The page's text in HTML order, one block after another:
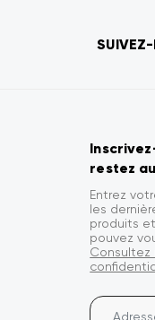
restez
Entrez
les
produits
pouvez